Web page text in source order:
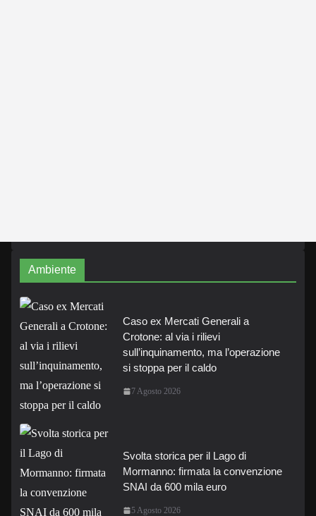
Ambiente
Caso ex Mercati Generali a
Crotone: al via i rilievi
sull’inquinamento, ma l’operazione
si stoppa per il caldo
7 Agosto 2026
Svolta storica per il Lago di
Mormanno: firmata la convenzione
SNAI da 600 mila euro
5 Agosto 2026